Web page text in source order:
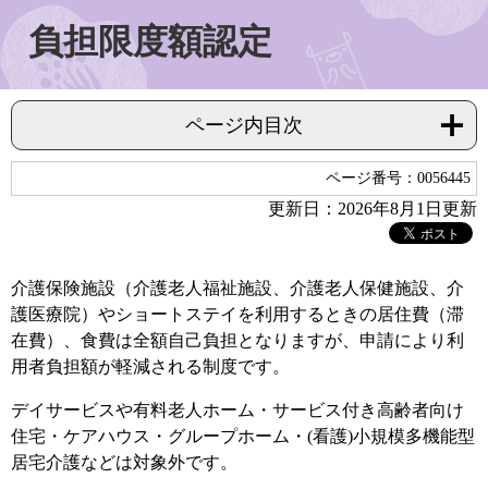
負担限度額認定
ページ内目次
ページ番号：0056445
更新日：2026年8月1日更新
介護保険施設（介護老人福祉施設、介護老人保健施設、介
護医療院）やショートステイを利用するときの居住費（滞
在費）、食費は全額自己負担となりますが、申請により利
用者負担額が軽減される制度です。
デイサービスや有料老人ホーム・サービス付き高齢者向け
住宅・ケアハウス・グループホーム・(看護)小規模多機能型
居宅介護などは対象外です。